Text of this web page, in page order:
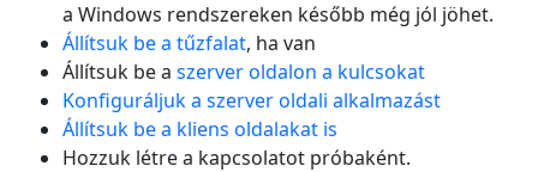
a Windows rendszereken később még jól jöhet.
Állítsuk be a tűzfalat, ha van
Állítsuk be a szerver oldalon a kulcsokat
Konfiguráljuk a szerver oldali alkalmazást
Állítsuk be a kliens oldalakat is
Hozzuk létre a kapcsolatot próbaként.